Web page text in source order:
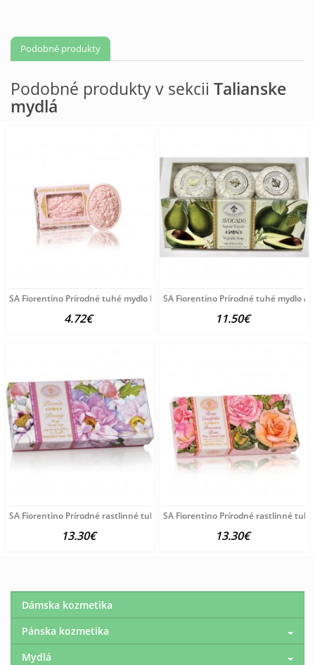
Podobné produkty
Podobné produkty v sekcii Talianske
mydlá
SA Fiorentino Prírodné tuhé mydlo Ruža 125 g
4.72€
SA Fiorentino Prírodné tuhé mydlo
11.50€
SA Fiorentino Prírodné rastlinné tuhé mydlo Pivónia 3x125
13.30€
SA Fiorentino Prírodné rastlinné
13.30€
Dámska kozmetika
Pánska kozmetika
Mydlá